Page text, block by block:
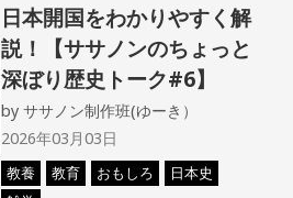
日本開国をわかりやすく解
説！【ササノンのちょっと
深ぼり歴史トーク#6】
byササノン制作班(ゆーき）
2026年03月03日
教養 教育 おもしろ
日本史